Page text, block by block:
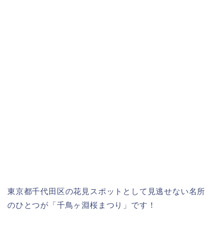
東京都千代田区の花見スポットとして見逃せない名所
のひとつが「千鳥ヶ淵桜まつり」です！